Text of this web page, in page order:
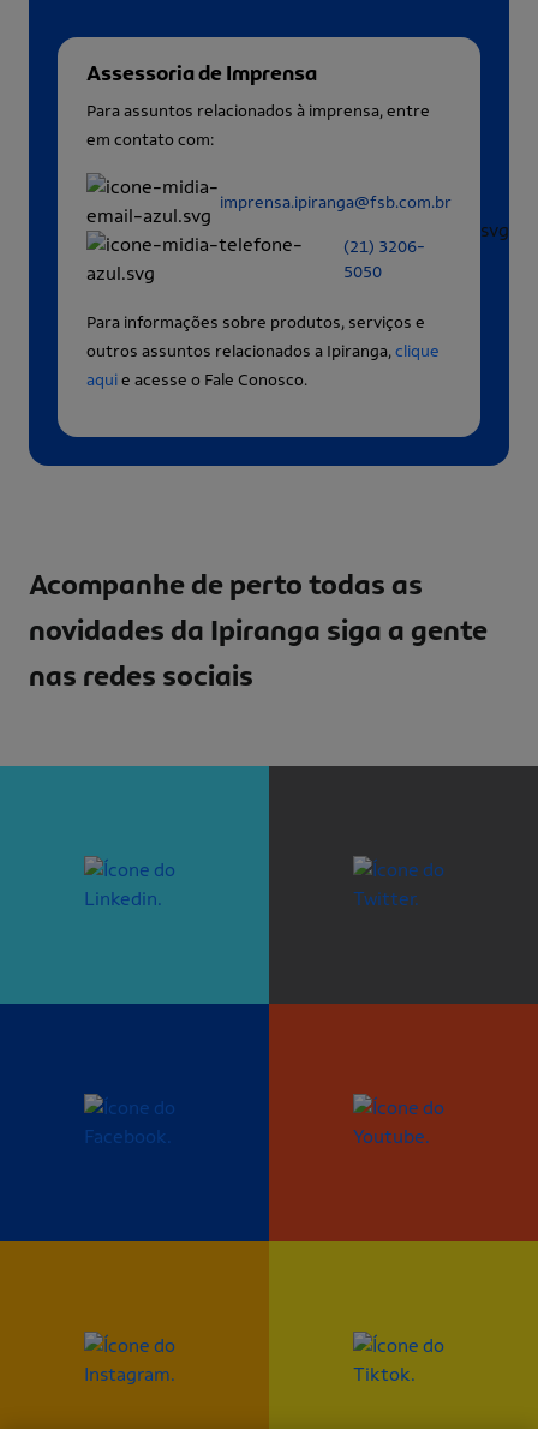
Assessoria de Imprensa
Para assuntos relacionados à imprensa, entre
em contato com:
imprensa.ipiranga@fsb.com.br
(21) 3206-
5050
Para informações sobre produtos, serviços e
outros assuntos relacionados a Ipiranga,clique
aquie acesse o Fale Conosco.
Acompanhe de perto todas as
novidades da Ipiranga siga a gente
nas redes sociais